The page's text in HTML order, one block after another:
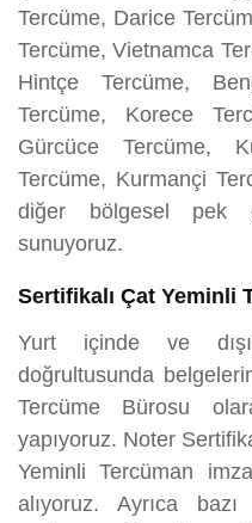
Tercüme, Darice
Tercüme, Vietnamca
Hintçe Tercüme,
Tercüme, Korece
Gürcüce Tercüme,
Tercüme, Kurmançi
diğer bölgesel pek
sunuyoruz.
Sertifikalı Çat Yeminli
Yurt içinde ve
doğrultusunda
Tercüme Bürosu
yapıyoruz. Noter
Yeminli Tercüman
alıyoruz. Ayrıca